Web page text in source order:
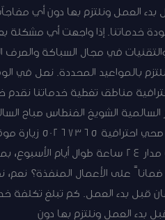
العمل ونلتزم بها دون أي
خدماتنا. إذا واجهت أي مشكلة
في مجال السباكة والصرف
بالمواعيد المحددة. نصل في
مناطق تغطية خدماتنا نقدم
الشويخ الفنطاس صباح
المناطق الأخرى احصل على خدماتنا الآن اتصل
أسئلة شائعة حول خدمات مقاول صحى ما هي ساعات عمل خدماتكم؟ نقدم خدماتنا على مدار 24
على الأعمال المنفذة؟ نعم،
قبل بدء العمل. كم تبلغ تكلفة
بدء العمل ونلتزم بها دون